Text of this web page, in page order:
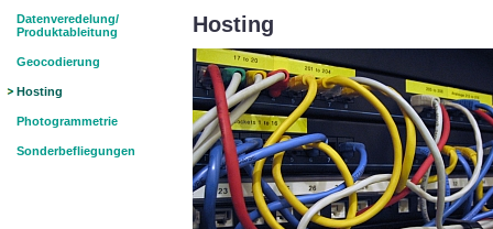
Datenveredelung/
Produktableitung
Geocodierung
Hosting
Photogrammetrie
Sonderbefliegungen
Hosting